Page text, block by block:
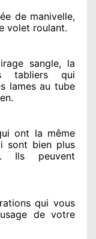
de manivelle,
volet roulant.
sangle, la
tabliers qui
lames au tube
ont la même
sont bien plus
Ils peuvent
qui vous
de votre